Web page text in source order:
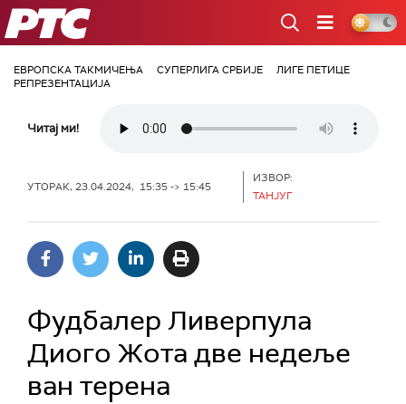
РТС
ЕВРОПСКА ТАКМИЧЕЊА СУПЕРЛИГА СРБИЈЕ
ЛИГЕ ПЕТИЦЕ
РЕПРЕЗЕНТАЦИЈА
Читај ми!
УТОРАК, 23.04.2024, 15:35 -> 15:45
ИЗВОР:
ТАНЈУГ
Фудбалер Ливерпула
Диого Жота две недеље
ван терена